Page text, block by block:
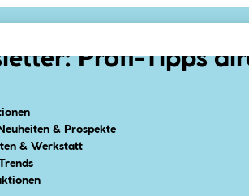
Profi-Tipps
& Prospekte
& Werkstatt